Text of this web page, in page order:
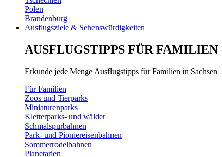
Polen
Brandenburg
Ausflugsziele & Sehenswürdigkeiten
AUSFLUGSTIPPS FÜR FAMILIEN
Erkunde jede Menge Ausflugstipps für Familien in Sachsen
Für Familien
Zoos und Tierparks
Miniaturenparks
Kletterparks- und wälder
Schmalspurbahnen
Park- und Pioniereisenbahnen
Sommerrodelbahnen
Planetarien